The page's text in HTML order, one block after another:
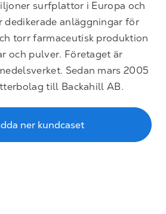
surfplattor i Europa och
dedikerade anläggningar för
torr farmaceutisk produktion
och pulver. Företaget är
Sedan mars 2005
till Backahill AB.
ner kundcaset